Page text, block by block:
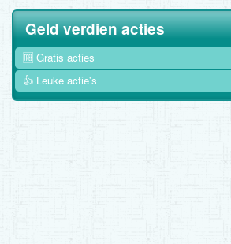
Geld verdien acties
🆓 Gratis acties
👍 Leuke actie's